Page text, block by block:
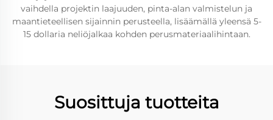
vaihdella projektin laajuuden, pinta-alan valmistelun ja
maantieteellisen sijainnin perusteella, lisäämällä yleensä 5-
15 dollaria neliöjalkaa kohden perusmateriaalihintaan.
Suosittuja tuotteita